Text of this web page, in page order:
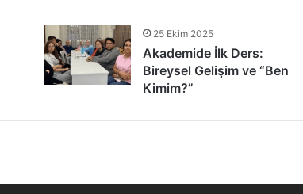
Şöleni: Öğrenciler, Şair ve Ozanlarla Buluştu
25 Ekim 2025
Akademide İlk Ders:
Bireysel Gelişim ve “Ben
Kimim?”